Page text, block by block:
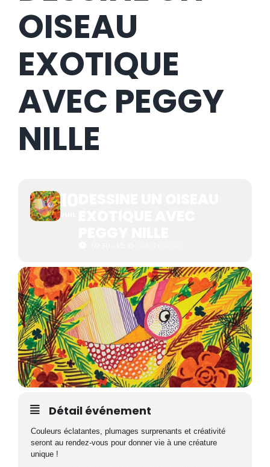
OISEAU
EXOTIQUE
AVEC PEGGY
NILLE
Détail événement
Couleurs éclatantes, plumages surprenants et créativité
seront au rendez-vous pour donner vie à une créature
unique !